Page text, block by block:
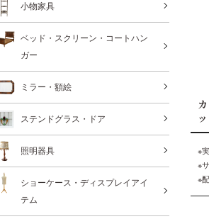
※
※
※
小物家具
ベッド・スクリーン・コートハン
ガー
ミラー・額絵
ステンドグラス・ドア
照明器具
ショーケース・ディスプレイアイ
テム